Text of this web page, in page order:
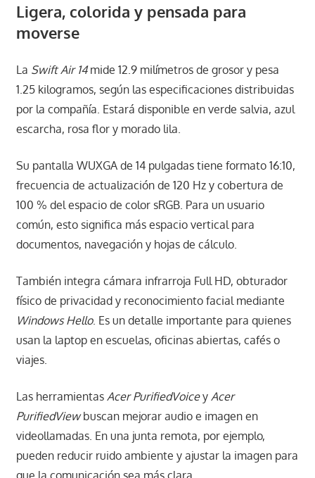
Ligera, colorida y pensada para
moverse
La Swift Air 14mide 12.9 milímetros de grosor y pesa
1.25 kilogramos, según las especificaciones distribuidas
por la compañía. Estará disponible en verde salvia, azul
escarcha, rosa flor y morado lila.
Su pantalla WUXGA de 14 pulgadas tiene formato 16:10,
frecuencia de actualización de 120 Hz y cobertura de
100 % del espacio de color sRGB. Para un usuario
común, esto significa más espacio vertical para
documentos, navegación y hojas de cálculo.
También integra cámara infrarroja Full HD, obturador
físico de privacidad y reconocimiento facial mediante
Windows Hello. Es un detalle importante para quienes
usan la laptop en escuelas, oficinas abiertas, cafés o
viajes.
Las herramientas Acer PurifiedVoicey Acer
PurifiedViewbuscan mejorar audio e imagen en
videollamadas. En una junta remota, por ejemplo,
pueden reducir ruido ambiente y ajustar la imagen para
que la comunicación sea más clara.